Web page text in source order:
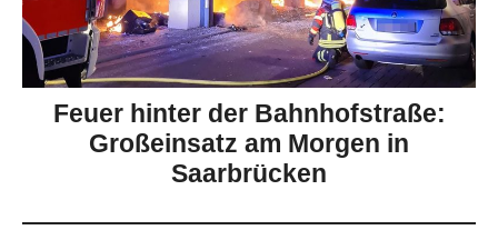
Feuer hinter der Bahnhofstraße:
Großeinsatz am Morgen in
Saarbrücken